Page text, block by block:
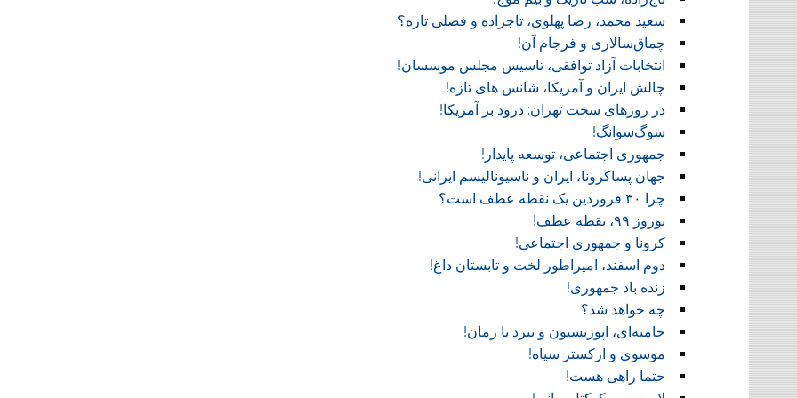
سعید محمد، رضا پهلوی، تاجزاده و فصلی تازه؟
چماق‌سالاری و فرجام آن!‏
انتخابات آزاد توافقی، تاسیس مجلس موسسان!‏
چالش ایران و آمریکا، شانس های تازه!
در روز‌های سخت تهران: درود بر آمریکا!
سوگ‌‌سوانگ!‏
جمهوری اجتماعی، توسعه پایدار!
جهان پساکرونا، ایران و ناسیونالیسم ایرانی!
چرا ۳۰ فروردین یک نقطه عطف است؟
نوروز ۹۹، نقطه عطف!‏
کرونا و جمهوری اجتماعی!‏
دوم اسفند، امپراطور لخت و تابستان داغ!
زنده باد جمهوری!
چه خواهد شد؟
خامنه‌ای، اپوزیسیون و نبرد با زمان!
موسوی و ارکستر سیاه!
حتما راهی هست!